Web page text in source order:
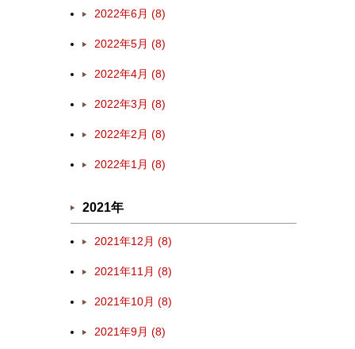
2022年6月 (8)
2022年5月 (8)
2022年4月 (8)
2022年3月 (8)
2022年2月 (8)
2022年1月 (8)
2021年
2021年12月 (8)
2021年11月 (8)
2021年10月 (8)
2021年9月 (8)